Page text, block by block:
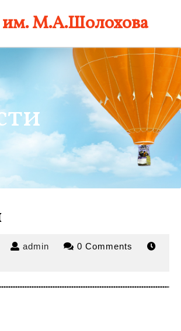
М.А.Шолохова
03.04.2017
admin admin 0 Comments